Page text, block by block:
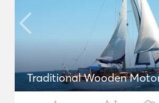
Traditional Wooden